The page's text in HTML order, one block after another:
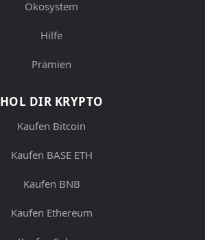
Ökosystem
Hilfe
Prämien
HOL DIR KRYPTO
Kaufen Bitcoin
Kaufen BASE ETH
Kaufen BNB
Kaufen Ethereum